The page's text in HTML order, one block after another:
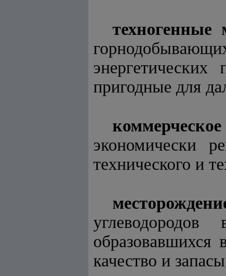
техногенные
пригодные для
экономически
технического и
качество и